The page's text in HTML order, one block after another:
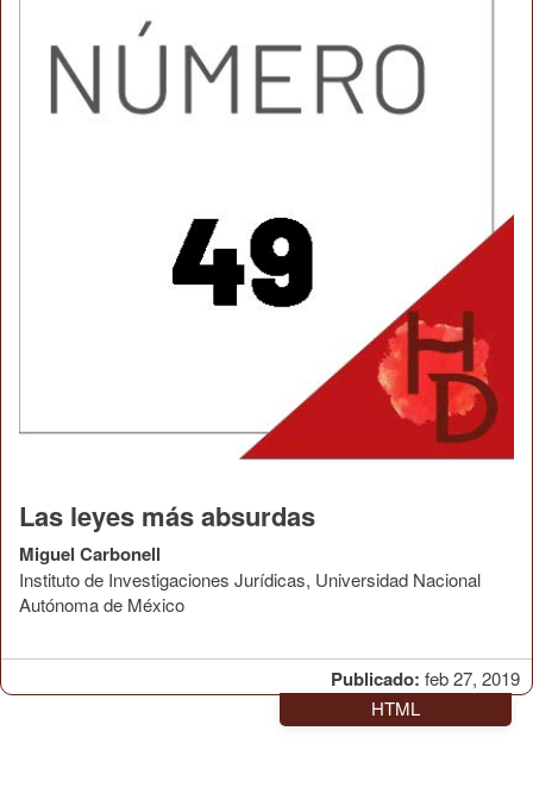
Publicado: feb 27, 2019
Las leyes más absurdas
Miguel Carbonell
Instituto de Investigaciones Jurídicas, Universidad Nacional
Autónoma de México
HTML